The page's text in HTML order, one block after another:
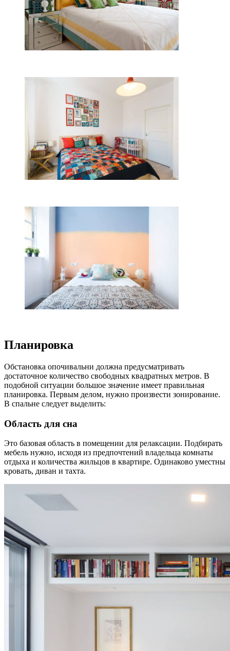
Планировка
Обстановка опочивальни должна предусматривать
достаточное количество свободных квадратных метров. В
подобной ситуации большое значение имеет правильная
планировка. Первым делом, нужно произвести зонирование.
В спальне следует выделить:
Область для сна
Это базовая область в помещении для релаксации. Подбирать
мебель нужно, исходя из предпочтений владельца комнаты
отдыха и количества жильцов в квартире. Одинаково уместны
кровать, диван и тахта.